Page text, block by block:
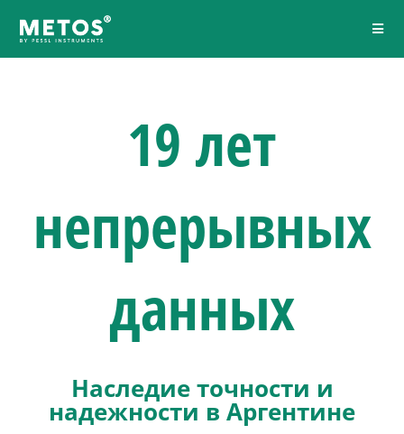
19 лет
непрерывных
данных
Наследие точности и
надежности в Аргентине